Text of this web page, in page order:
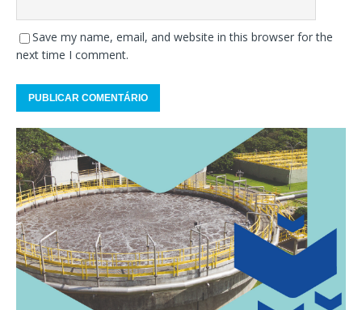
Save my name, email, and website in this browser for the
next time I comment.